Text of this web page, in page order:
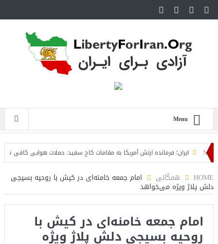
Menu
ایران؛ فرمانده ارتش آمریکا به مقامات کاخ سفید: حملات هوایی کافی نیست
HOME همگانی امام جمعه خامنه‌ای در کیش با روحیه بسیجی
دلش پلاژ ویژه می‌خواهد
امام جمعه خامنه‌ای در کیش با
روحیه بسیجی دلش پلاژ ویژه